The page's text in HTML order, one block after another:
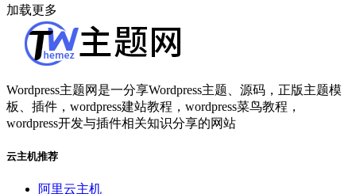
加载更多
Wordpress主题网是一分享Wordpress主题、源码，正版主题模
板、插件，wordpress建站教程，wordpress菜鸟教程，
wordpress开发与插件相关知识分享的网站
云主机推荐
阿里云主机